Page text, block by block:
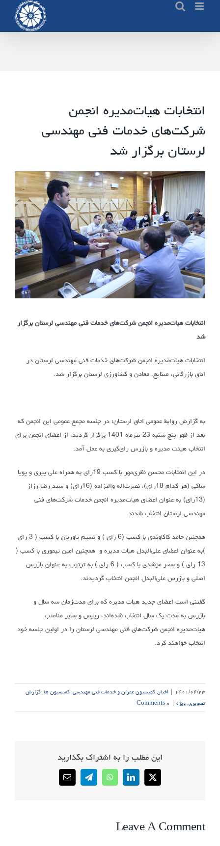
content
انتخابات هیات‌مدیره انجمن
شرکت‌های خدمات فنی مهندسی
لرستان برگزار شد
انتخابات هیات‌مدیره انجمن شرکت‌های خدمات فنی مهندسی لرستان برگزار
شد
انتخابات هیات‌مدیره انجمن شرکت‌های خدمات فنی مهندسی لرستان در
اتاق بازرگانی، صنایع، معادن و کشاورزی لرستان برگزار شد.
به گزارش روابط عمومی اتاق لرستان؛ در جلسه مجمع عمومی این انجمن که
بعد از ظهر پنج شنبه 23 تیرماه 1401 برگزار گردید، از اعضای انجمن برای
انتخاب هیئت مدیره و بازرس رای‌گیری به عمل آمد.
در این انتخابات محسن نظری‌مهر با کسب 19رای به همراه علی پیری و پویا
ساکی (هر کدام 18رای)، نصرت‌اله والیزاده (16رای) و سید رضا رزاز
(13رای) به عنوان اعضای هیات‌مدیره انجمن خدمات شرکت‌های فنی
مهندسی لرستان انتخاب شدند.
همچنین حامد کاکاوندی با کسب (6 رای ) و نسیم یاوریان با کسب ( 3 رای
)به عنوان اعضای علی‌البدل هیات مدیره و همچنین امین تیموری با کسب (
13 رای ) و سحر مرشدی با کسب ( 6 رای ) به ترتیب به عنوان بازرس
اصلی و بازرس علی‌البدل انجمن انتخاب گردیدند.
گفتنی است اعضای جدید هیات مدیره که برای مدت‌زمان سه سال و
بازرس به مدت یک سال انتخاب شده‌اند، رییس و سایر مناصب
هیات‌مدیره انجمن شرکت‌های فنی مهندسی لرستان را در اولین جلسه خود
انتخاب خواهند کرد.
۱۴۰۱/۰۴/۲۳ | اخبار,کمیسیون عمران و خدمات فنی مهندسی,کمیسیون ها,گزارش
تصویری,ویژه | ۰ Comments
این مطلب را به اشتراک بگذارید
X
LinkedIn
WhatsApp
Telegram
Email
Leave A Comment